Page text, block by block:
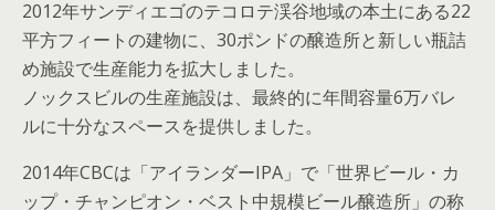
2012年サンディエゴのテコロテ渓谷地域の本土にある22
平方フィートの建物に、30ポンドの醸造所と新しい瓶詰
め施設で生産能力を拡大しました。
ノックスビルの生産施設は、最終的に年間容量6万バレ
ルに十分なスペースを提供しました。
2014年CBCは「アイランダーIPA」で「世界ビール・カ
ップ・チャンピオン・ベスト中規模ビール醸造所」の称